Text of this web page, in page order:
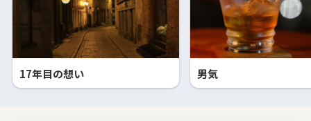
17年目の想い 男気